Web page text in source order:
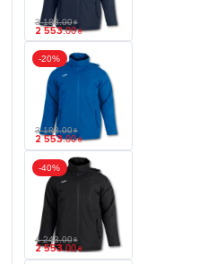
3 188.00 ₴
2 553.00 ₴
-20%
3 188.00 ₴
2 553.00 ₴
-40%
4 243.00 ₴
2 553.00 ₴